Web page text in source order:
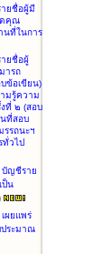
ายชื่อผู้มี
ดคุณ
นที่ในการ
ายชื่อผู้
ารถ
ข้อเขียน)
มรู้ความ
ที่ ๒ (สอบ
ที่สอบ
รรถนะฯ
ทั่วไป
บัญชีราย
ป็น
เผยแพร่
ประมาณ